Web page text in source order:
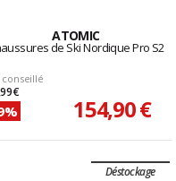
ATOMIC
de Ski Nordique Pro S2
€
154,90 €
Déstockage